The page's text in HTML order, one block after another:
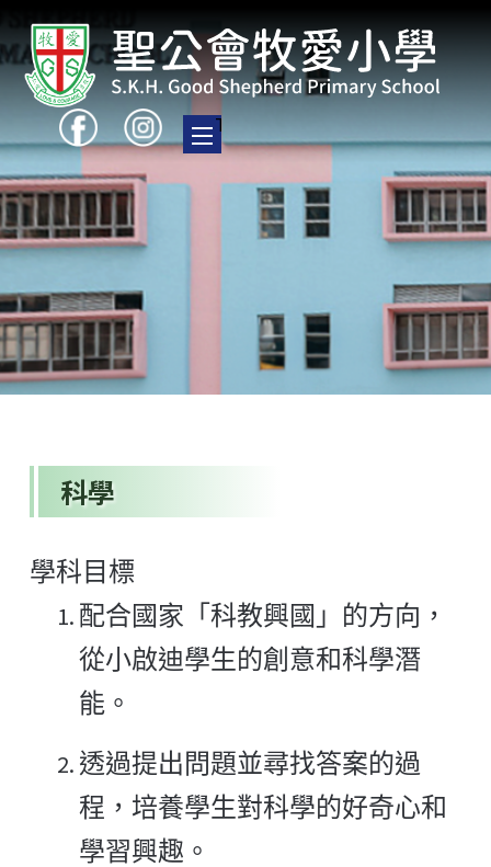
Toggle main menu visibility
科學
學科目標
配合國家「科教興國」的方向，
從小啟迪學生的創意和科學潛
能。
透過提出問題並尋找答案的過
程，培養學生對科學的好奇心和
學習興趣。